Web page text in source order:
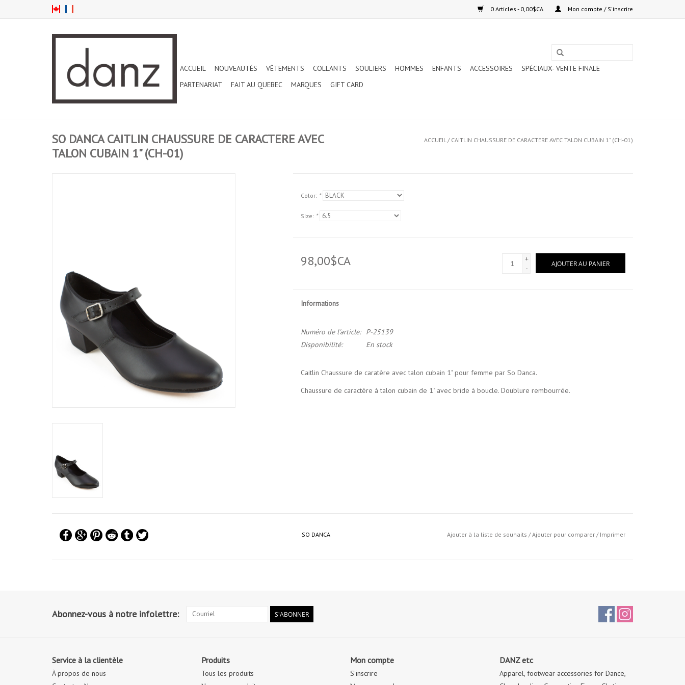
0 Articles - 0,00$CA Mon compte / S'inscrire
ACCUEIL NOUVEAUTÉS VÊTEMENTS COLLANTS SOULIERS HOMMES ENFANTS ACCESSOIRES
SPÉCIAUX- VENTE FINALE
PARTENARIAT
FAIT AU QUEBEC MARQUES GIFT CARD
SO DANCA CAITLIN CHAUSSURE DE CARACTERE AVEC
TALON CUBAIN 1" (CH-01)
ACCUEIL/ CAITLIN CHAUSSURE DE CARACTERE AVEC TALON CUBAIN 1" (CH-01)
Color: *
Size: *
98,00$CA
+
-
AJOUTER AU PANIER
Informations
Numéro de l'article:
P-25139
Disponibilité:
En stock
Caitlin Chaussure de caratère avec talon cubain 1" pour femme par So Danca.
Chaussure de caractère à talon cubain de 1" avec bride à boucle. Doublure rembourrée.
SO DANCA Ajouter à la liste de souhaits /Ajouter pour comparer / Imprimer
Abonnez-vous à notre infolettre: S'ABONNER
Service à la clientèle
À propos de nous
Produits
Tous les produits
Mon compte
S'inscrire
DANZ etc
Apparel, footwear accessories for Dance,